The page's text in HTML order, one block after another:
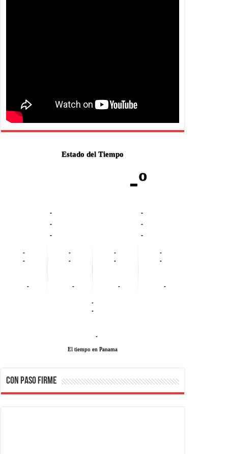
Estado del Tiempo
-º
-
-
-
-
-
-
-
-
-
-
-
-
-
-
-
-
-
-
-
-
-
El tiempo en Panama
CON PASO FIRME